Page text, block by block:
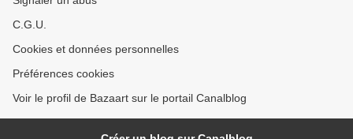
C.G.U.
Cookies et données personnelles
Préférences cookies
Voir le profil de Bazaart sur le portail Canalblog